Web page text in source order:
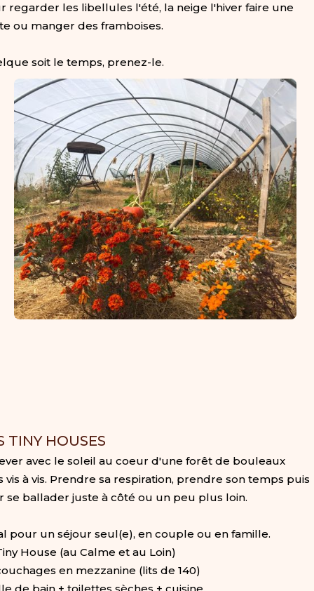
regarder les libellules l'été, la neige l'hiver faire une
ou manger des framboises.
soit le temps, prenez-le.
TINY HOUSES
avec le soleil au coeur d'une forêt de bouleaux
vis à vis. Prendre sa respiration, prendre son temps puis
se ballader juste à côté ou un peu plus loin.
pour un séjour seul(e), en couple ou en famille.
House (au Calme et au Loin)
en mezzanine (lits de 140)